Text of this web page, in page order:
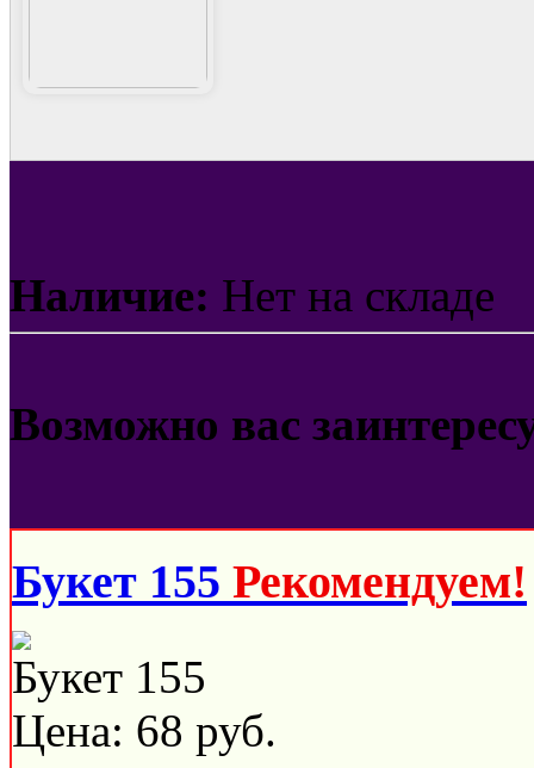
Наличие: Нет на складе
Возможно вас
Букет 155 Рекомендуем!
Букет 155
Цена: 68 руб.